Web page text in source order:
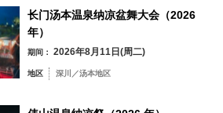
2008-2013 年全日本锦标赛，冠
军
2009-2016 年亚锦赛，冠军
2018-2020 年亚锦赛冠军
俵山地区
by Freeword
长门汤本温泉纳凉盆舞大会（2026
年）
期间： 2026年8月11日(周二)
地区 深川／汤本地区